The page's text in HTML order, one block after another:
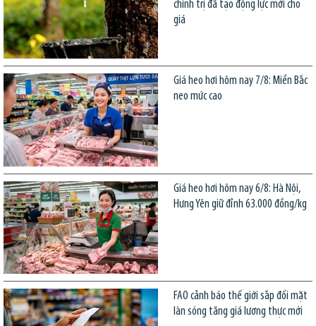
chính trị đã tạo động lực mới cho
giá
Giá heo hơi hôm nay 7/8: Miền Bắc
neo mức cao
Giá heo hơi hôm nay 6/8: Hà Nội,
Hưng Yên giữ đỉnh 63.000 đồng/kg
FAO cảnh báo thế giới sắp đối mặt
làn sóng tăng giá lương thực mới